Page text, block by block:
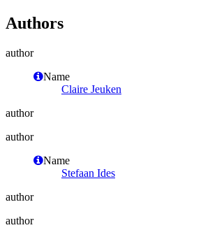
Authors
author
Name
Claire Jeuken
author
author
Name
Stefaan Ides
author
author